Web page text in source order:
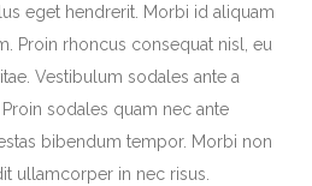
eget hendrerit. Morbi id aliquam
Proin rhoncus consequat nisl, eu
Vestibulum sodales ante a
sodales quam nec ante
bibendum tempor. Morbi non
ullamcorper in nec risus.